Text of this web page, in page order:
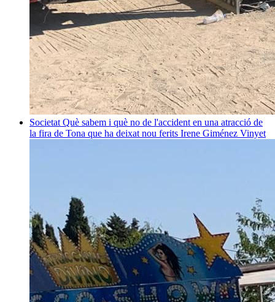
Societat Què sabem i què no de l'accident en una atracció de
la fira de Tona que ha deixat nou ferits Irene Giménez Vinyet